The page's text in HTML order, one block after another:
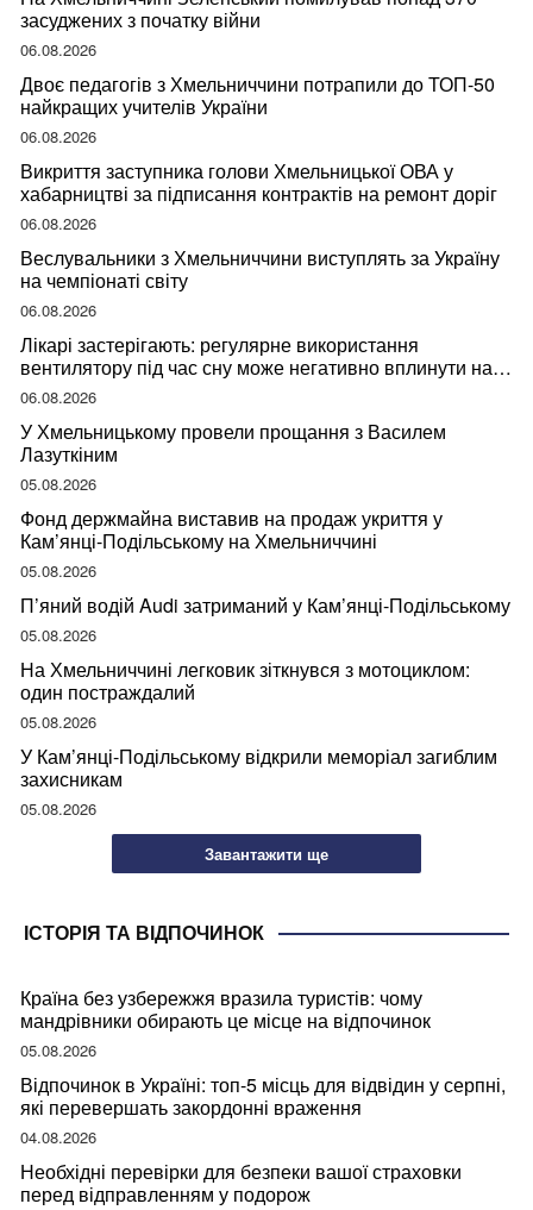
засуджених з початку війни
06.08.2026
Двоє педагогів з Хмельниччини потрапили до ТОП-50
найкращих учителів України
06.08.2026
Викриття заступника голови Хмельницької ОВА у
хабарництві за підписання контрактів на ремонт доріг
06.08.2026
Веслувальники з Хмельниччини виступлять за Україну
на чемпіонаті світу
06.08.2026
Лікарі застерігають: регулярне використання
вентилятору під час сну може негативно вплинути на
ваше здоров’я
06.08.2026
У Хмельницькому провели прощання з Василем
Лазуткіним
05.08.2026
Фонд держмайна виставив на продаж укриття у
Кам’янці-Подільському на Хмельниччині
05.08.2026
П’яний водій Audi затриманий у Кам’янці-Подільському
05.08.2026
На Хмельниччині легковик зіткнувся з мотоциклом:
один постраждалий
05.08.2026
У Кам’янці-Подільському відкрили меморіал загиблим
захисникам
05.08.2026
Завантажити ще
ІСТОРІЯ ТА ВІДПОЧИНОК
Країна без узбережжя вразила туристів: чому
мандрівники обирають це місце на відпочинок
05.08.2026
Відпочинок в Україні: топ-5 місць для відвідин у серпні,
які перевершать закордонні враження
04.08.2026
Необхідні перевірки для безпеки вашої страховки
перед відправленням у подорож